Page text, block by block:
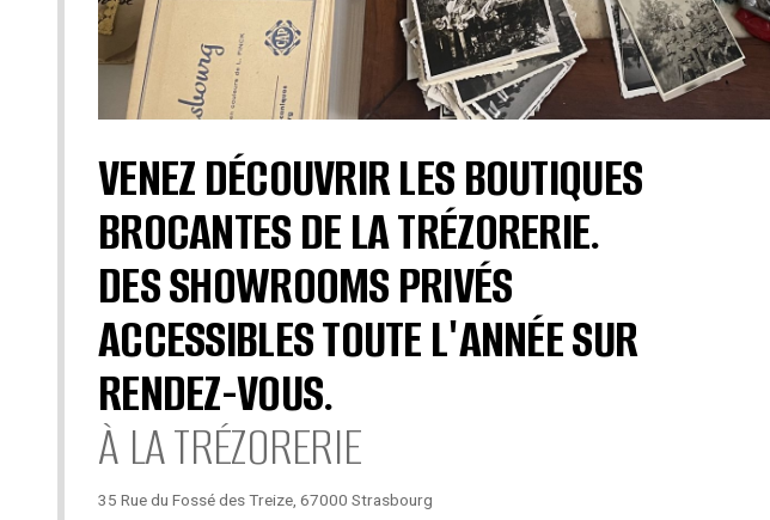
VENEZ DÉCOUVRIR LES BOUTIQUES
BROCANTES DE LA TRÉZORERIE.
DES SHOWROOMS PRIVÉS
ACCESSIBLES TOUTE L'ANNÉE SUR
RENDEZ-VOUS.
À LA TRÉZORERIE
35 Rue du Fossé des Treize, 67000 Strasbourg